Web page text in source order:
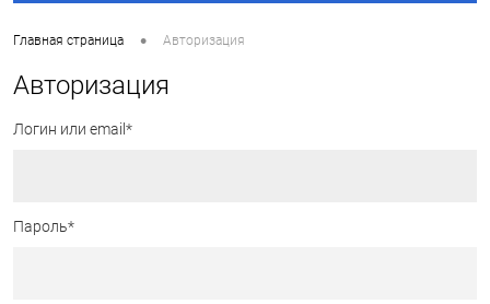
Главная страница • Авторизация
Авторизация
Логин или email*
Пароль*